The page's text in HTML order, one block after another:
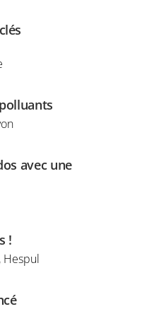
avec une
!
Hespul